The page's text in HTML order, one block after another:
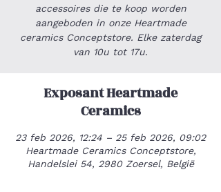
accessoires die te koop worden
aangeboden in onze Heartmade
ceramics Conceptstore. Elke zaterdag
van 10u tot 17u.
Exposant Heartmade
Ceramics
23 feb 2026, 12:24 – 25 feb 2026, 09:02
Heartmade Ceramics Conceptstore,
Handelslei 54, 2980 Zoersel, België